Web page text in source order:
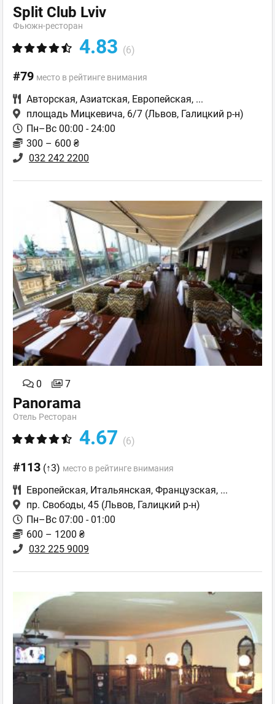
Split Club Lviv
Фьюжн-ресторан
4.83 (6)
#79 место в рейтинге внимания
Авторская, Азиатская, Европейская, ...
площадь Мицкевича, 6/7 (Львов, Галицкий р-н)
Пн–Вс 00:00 - 24:00
300 – 600 ₴
032 242 2200
0 7
Panorama
Отель Ресторан
4.67 (6)
#113 (↑3) место в рейтинге внимания
Европейская, Итальянская, Французская, ...
пр. Свободы, 45 (Львов, Галицкий р-н)
Пн–Вс 07:00 - 01:00
600 – 1200 ₴
032 225 9009